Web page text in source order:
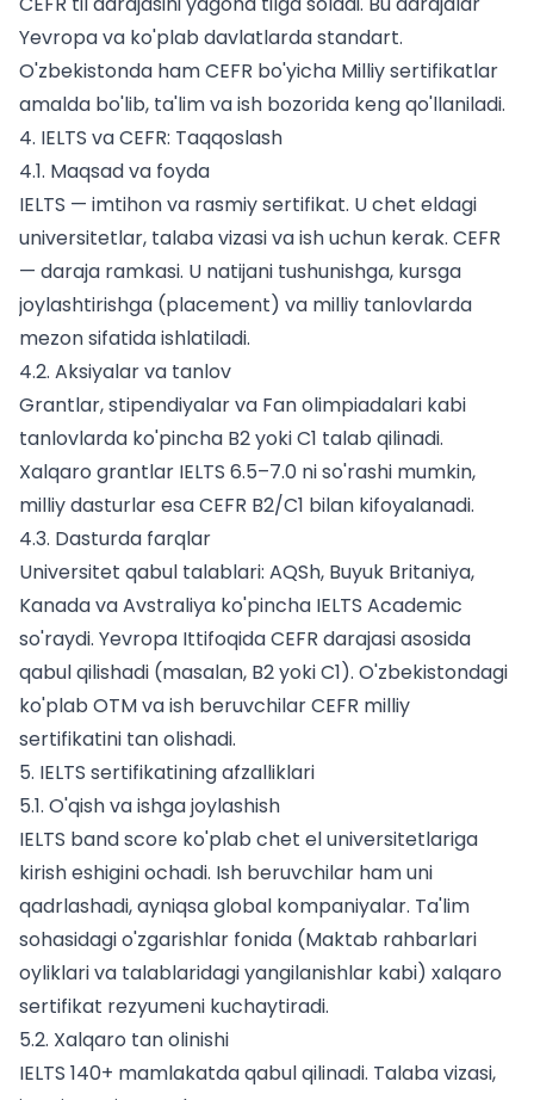
Yevropa va ko'plab davlatlarda standart.
O'zbekistonda ham CEFR bo'yicha Milliy sertifikatlar
amalda bo'lib, ta'lim va ish bozorida keng qo'llaniladi.
4. IELTS va CEFR: Taqqoslash
4.1. Maqsad va foyda
IELTS — imtihon va rasmiy sertifikat. U chet eldagi
universitetlar, talaba vizasi va ish uchun kerak. CEFR
— daraja ramkasi. U natijani tushunishga, kursga
joylashtirishga (placement) va milliy tanlovlarda
mezon sifatida ishlatiladi.
4.2. Aksiyalar va tanlov
Grantlar, stipendiyalar va Fan olimpiadalari kabi
tanlovlarda ko'pincha B2 yoki C1 talab qilinadi.
Xalqaro grantlar IELTS 6.5–7.0 ni so'rashi mumkin,
milliy dasturlar esa CEFR B2/C1 bilan kifoyalanadi.
4.3. Dasturda farqlar
Universitet qabul talablari: AQSh, Buyuk Britaniya,
Kanada va Avstraliya ko'pincha IELTS Academic
so'raydi. Yevropa Ittifoqida CEFR darajasi asosida
qabul qilishadi (masalan, B2 yoki C1). O'zbekistondagi
ko'plab OTM va ish beruvchilar CEFR milliy
sertifikatini tan olishadi.
5. IELTS sertifikatining afzalliklari
5.1. O'qish va ishga joylashish
IELTS band score ko'plab chet el universitetlariga
kirish eshigini ochadi. Ish beruvchilar ham uni
qadrlashadi, ayniqsa global kompaniyalar. Ta'lim
sohasidagi o'zgarishlar fonida (Maktab rahbarlari
oyliklari va talablaridagi yangilanishlar kabi) xalqaro
sertifikat rezyumeni kuchaytiradi.
5.2. Xalqaro tan olinishi
IELTS 140+ mamlakatda qabul qilinadi. Talaba vizasi,